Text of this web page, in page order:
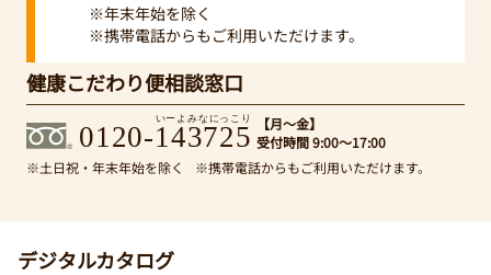
※年末年始を除く
※携帯電話からもご利用いただけます。
健康こだわり便相談窓口
いーよみなにっこり
0120-143725
【月～金】
受付時間 9:00～17:00
※土日祝・年末年始を除く
※携帯電話からもご利用いただけます。
デジタルカタログ